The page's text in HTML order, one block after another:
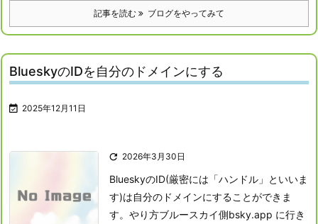
記事を読む ブログをやってみて
BlueskyのIDを自分のドメインにする
 2025年12月11日
 2026年3月30日
BlueskyのID(厳密には「ハンドル」といいま
す)は自分のドメインにすることができま
す。 やり方ブルースカイ側bsky.app に行き